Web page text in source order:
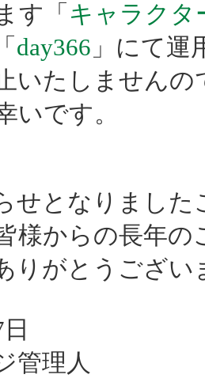
す「 キャラクタ
day366 」にて
いたしません
いです。
せとなりまし
様からの長年
りがとうござい
管理人